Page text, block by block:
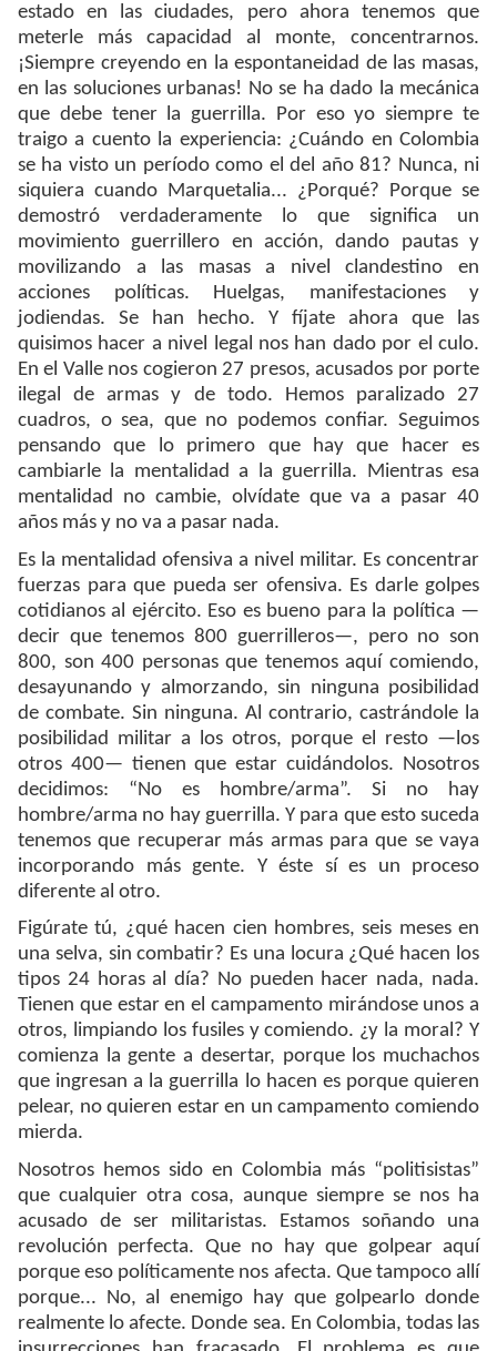
estado en las ciudades, pero ahora tenemos que
meterle más capacidad al monte, concentrarnos.
¡Siempre creyendo en la espontaneidad de las masas,
en las soluciones urbanas! No se ha dado la mecánica
que debe tener la guerrilla. Por eso yo siempre te
traigo a cuento la experiencia: ¿Cuándo en Colombia
se ha visto un período como el del año 81? Nunca, ni
siquiera cuando Marquetalia... ¿Porqué? Porque se
demostró verdaderamente lo que significa un
movimiento guerrillero en acción, dando pautas y
movilizando a las masas a nivel clandestino en
acciones políticas. Huelgas, manifestaciones y
jodiendas. Se han hecho. Y fíjate ahora que las
quisimos hacer a nivel legal nos han dado por el culo.
En el Valle nos cogieron 27 presos, acusados por porte
ilegal de armas y de todo. Hemos paralizado 27
cuadros, o sea, que no podemos confiar. Seguimos
pensando que lo primero que hay que hacer es
cambiarle la mentalidad a la guerrilla. Mientras esa
mentalidad no cambie, olvídate que va a pasar 40
años más y no va a pasar nada.
Es la mentalidad ofensiva a nivel militar. Es concentrar
fuerzas para que pueda ser ofensiva. Es darle golpes
cotidianos al ejército. Eso es bueno para la política —
decir que tenemos 800 guerrilleros—, pero no son
800, son 400 personas que tenemos aquí comiendo,
desayunando y almorzando, sin ninguna posibilidad
de combate. Sin ninguna. Al contrario, castrándole la
posibilidad militar a los otros, porque el resto —los
otros 400— tienen que estar cuidándolos. Nosotros
decidimos: “No es hombre/arma”. Si no hay
hombre/arma no hay guerrilla. Y para que esto suceda
tenemos que recuperar más armas para que se vaya
incorporando más gente. Y éste sí es un proceso
diferente al otro.
Figúrate tú, ¿qué hacen cien hombres, seis meses en
una selva, sin combatir? Es una locura ¿Qué hacen los
tipos 24 horas al día? No pueden hacer nada, nada.
Tienen que estar en el campamento mirándose unos a
otros, limpiando los fusiles y comiendo. ¿y la moral? Y
comienza la gente a desertar, porque los muchachos
que ingresan a la guerrilla lo hacen es porque quieren
pelear, no quieren estar en un campamento comiendo
mierda.
Nosotros hemos sido en Colombia más “politisistas”
que cualquier otra cosa, aunque siempre se nos ha
acusado de ser militaristas. Estamos soñando una
revolución perfecta. Que no hay que golpear aquí
porque eso políticamente nos afecta. Que tampoco allí
porque... No, al enemigo hay que golpearlo donde
realmente lo afecte. Donde sea. En Colombia, todas las